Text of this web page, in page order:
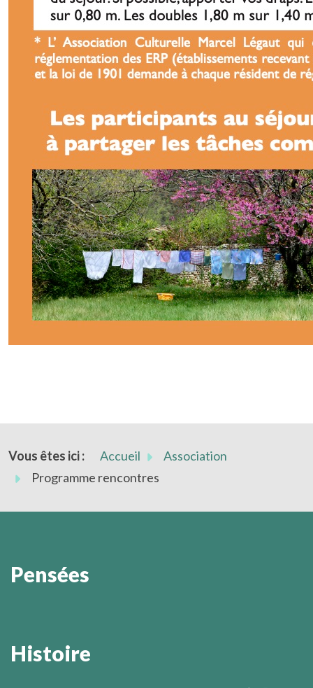
Vous êtes ici : Accueil
Association
Programme rencontres
Pensées
Marcel Légaut
Histoire